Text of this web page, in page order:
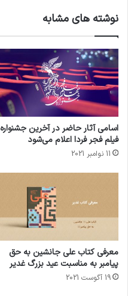
نوشته های مشابه
اسامی آثار حاضر در آخرین جشنواره
فیلم فجر فردا اعلام می‌شود
11 نوامبر 2021
معرفی کتاب علی جانشین به حق
پیامبر به مناسبت عید بزرگ غدیر
19 آگوست 2021